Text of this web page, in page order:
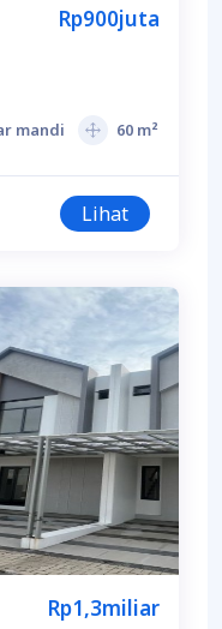
Rp900juta
mandi 60 m²
Lihat
Rp1,3miliar